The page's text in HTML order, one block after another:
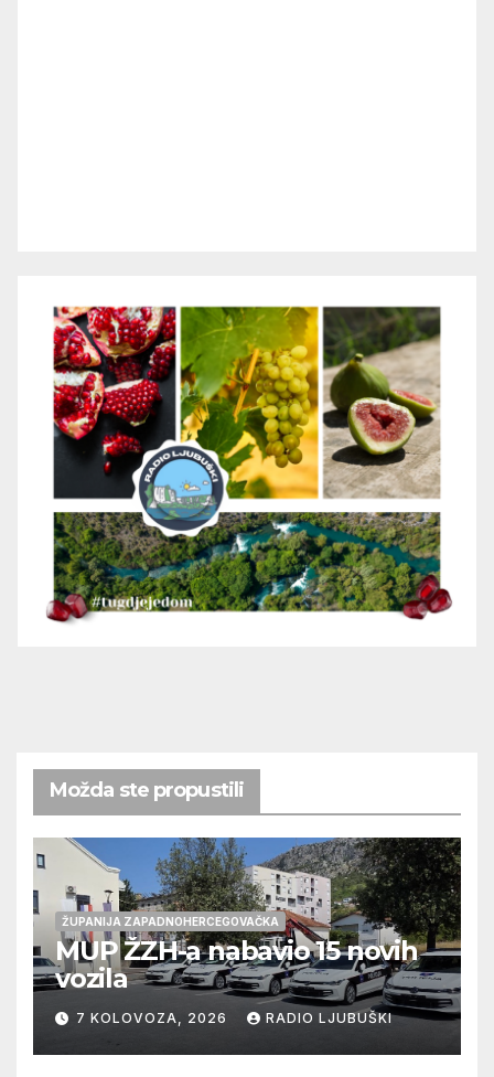
Možda ste propustili
ŽUPANIJA ZAPADNOHERCEGOVAČKA
MUP ŽZH-a nabavio 15 novih
vozila
7 KOLOVOZA, 2026 RADIO LJUBUŠKI